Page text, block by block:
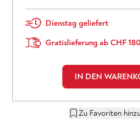
Dienstag geliefert
Gratislieferung ab CHF
IN DEN
Zu Favoriten